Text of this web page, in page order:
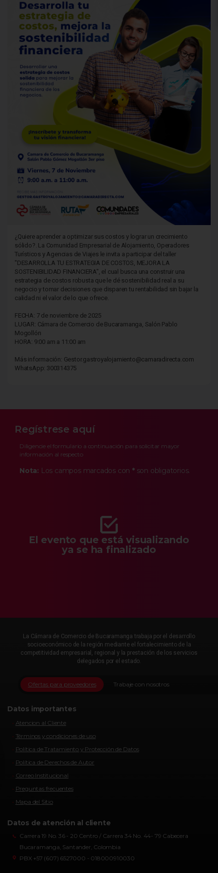
¿Quiere aprender a optimizar sus costos y lograr un crecimiento
sólido?. La Comunidad Empresarial de Alojamiento, Operadores
Turísticos y Agencias de Viajes le invita a participar del taller
"DESARROLLA TU ESTRATEGIA DE COSTOS, MEJORA LA
SOSTENIBILIDAD FINANCIERA", el cual busca una construir una
estrategia de costos robusta que le dé sostenibilidad real a su
negocio y tomar decisiones que disparen tu rentabilidad sin bajar la
calidad ni el valor de lo que ofrece.
FECHA: 7 de noviembre de 2025
LUGAR: Cámara de Comercio de Bucaramanga, Salón Pablo
Mogollón
HORA: 9:00 am a 11:00 am
Más información: Gestor.gastroyalojamiento@camaradirecta.com
WhatsApp: 300314375
Regístrese aquí
Diligencie el formulario a continuación para solicitar mayor
información al respecto
Nota: Los campos marcados con *son obligatorios.
El evento que está visualizando
ya se ha finalizado
La Cámara de Comercio de Bucaramanga trabaja por el desarrollo
socioeconómico de la región mediante el fortalecimiento de la
competitividad empresarial, regional y la prestación de los servicios
delegados por el estado.
Trabaje con nosotros
Ofertas para proveedores
Datos importantes
Atencion al Cliente
Términos y condiciones de uso
Política de Tratamiento y Protección de Datos
Política de Derechos de Autor
Correo Institucional
Preguntas frecuentes
Mapa del Sitio
Datos de atención al cliente
Carrera 19 No. 36 - 20 Centro / Carrera 34 No. 44- 79 Cabecera
Bucaramanga, Santander, Colombia
PBX +57 (607) 6527000 - 018000910030